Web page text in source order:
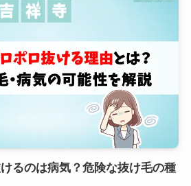
るのは病気？危険な抜け毛の種